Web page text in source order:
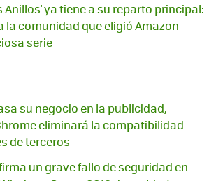
Anillos' ya tiene a su reparto principal:
la comunidad que eligió Amazon
serie
su negocio en la publicidad,
eliminará la compatibilidad
de terceros
un grave fallo de seguridad en